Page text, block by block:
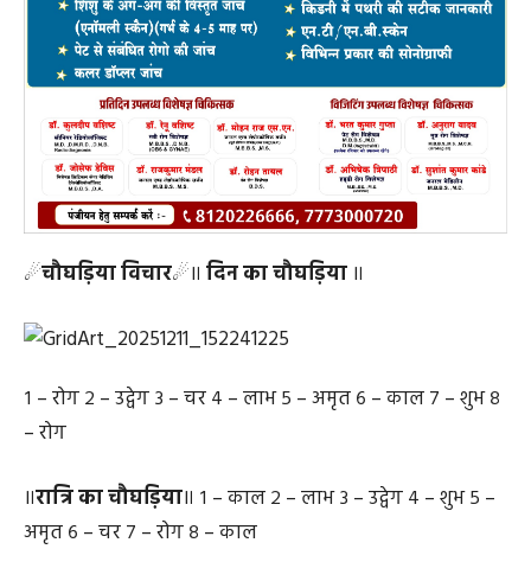
☄चौघड़िया विचार☄॥ दिन का चौघड़िया ॥
१ – रोग २ – उद्वेग ३ – चर ४ – लाभ ५ – अमृत ६ – काल ७ – शुभ ८
– रोग
॥रात्रि का चौघड़िया॥ १ – काल २ – लाभ ३ – उद्वेग ४ – शुभ ५ –
अमृत ६ – चर ७ – रोग ८ – काल